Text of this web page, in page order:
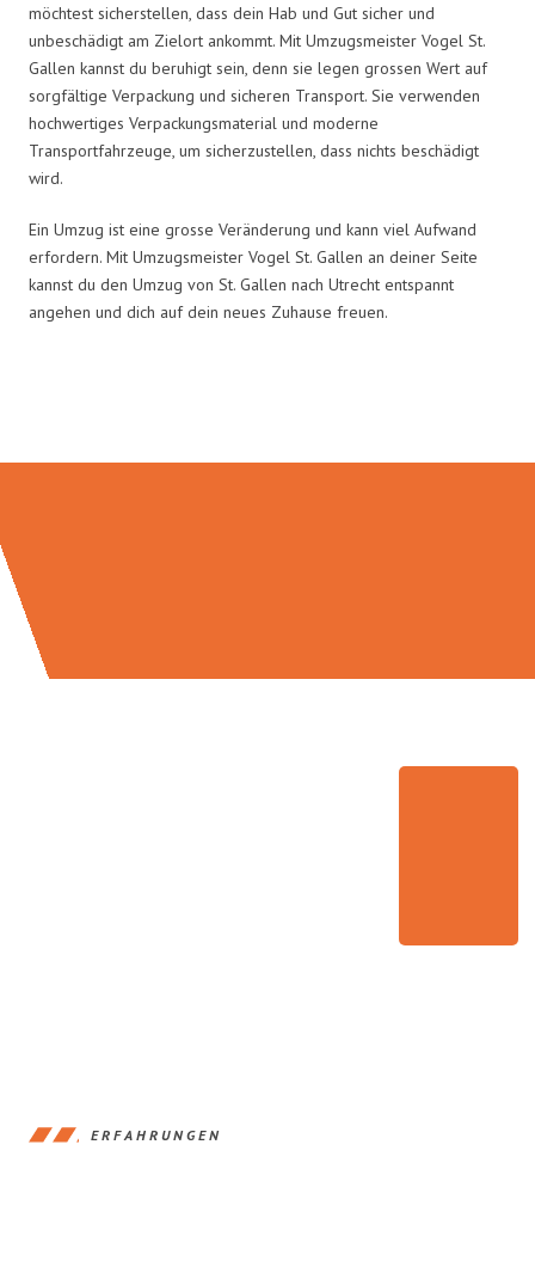
möchtest sicherstellen, dass dein Hab und Gut sicher und
unbeschädigt am Zielort ankommt. Mit Umzugsmeister Vogel St.
Gallen kannst du beruhigt sein, denn sie legen grossen Wert auf
sorgfältige Verpackung und sicheren Transport. Sie verwenden
hochwertiges Verpackungsmaterial und moderne
Transportfahrzeuge, um sicherzustellen, dass nichts beschädigt
wird.
Ein Umzug ist eine grosse Veränderung und kann viel Aufwand
erfordern. Mit Umzugsmeister Vogel St. Gallen an deiner Seite
kannst du den Umzug von St. Gallen nach Utrecht entspannt
angehen und dich auf dein neues Zuhause freuen.
ERFAHRUNGEN